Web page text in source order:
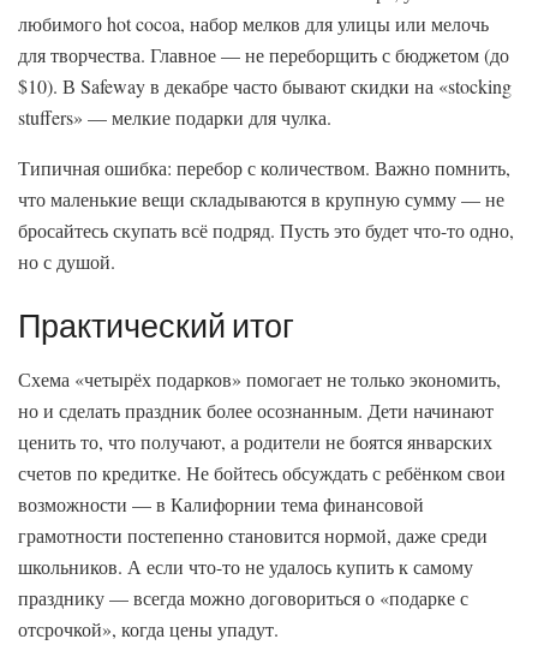
любимого hot cocoa, набор мелков для улицы или мелочь
для творчества. Главное — не переборщить с бюджетом (до
$10). В Safeway в декабре часто бывают скидки на «stocking
stuffers» — мелкие подарки для чулка.
Типичная ошибка: перебор с количеством. Важно помнить,
что маленькие вещи складываются в крупную сумму — не
бросайтесь скупать всё подряд. Пусть это будет что-то одно,
но с душой.
Практический итог
Схема «четырёх подарков» помогает не только экономить,
но и сделать праздник более осознанным. Дети начинают
ценить то, что получают, а родители не боятся январских
счетов по кредитке. Не бойтесь обсуждать с ребёнком свои
возможности — в Калифорнии тема финансовой
грамотности постепенно становится нормой, даже среди
школьников. А если что-то не удалось купить к самому
празднику — всегда можно договориться о «подарке с
отсрочкой», когда цены упадут.